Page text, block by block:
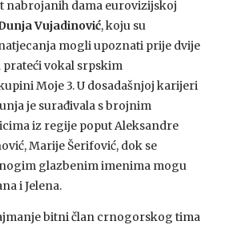
nabrojanih dama eurovizijskoj
Vujadinović, koju su
mogli upoznati prije dvije
prateći vokal srpskim
Moje 3. U dosadašnjoj karijeri
je surađivala s brojnim
iz regije poput Aleksandre
Marije Šerifović, dok se
glazbenim imenima mogu
i Jelena.
bitni član crnogorskog tima